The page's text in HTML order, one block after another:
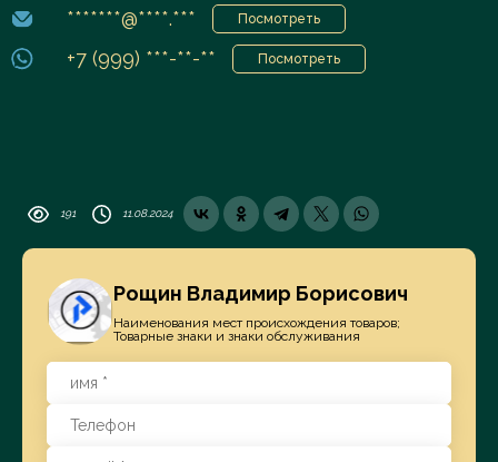
*******@****.*** Посмотреть
+7 (999) ***-**-** Посмотреть
191 11.08.2024
Рощин Владимир Борисович
Наименования мест происхождения товаров;
Товарные знаки и знаки обслуживания